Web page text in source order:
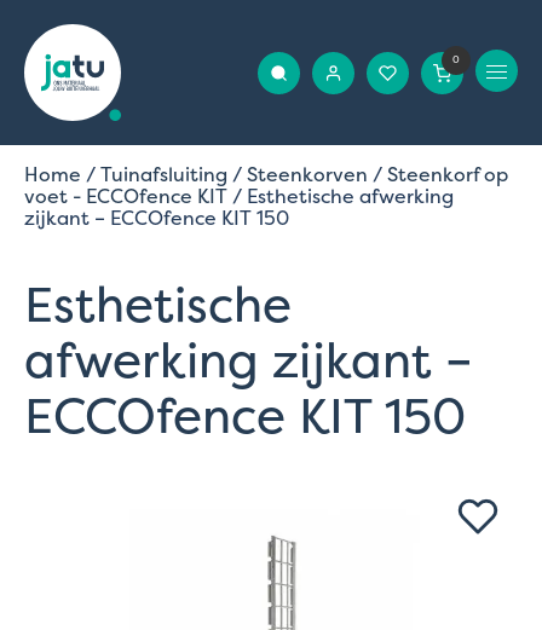
0
Home /Tuinafsluiting /Steenkorven /Steenkorf op
voet - ECCOfence KIT/ Esthetische afwerking
zijkant – ECCOfence KIT 150
Esthetische
afwerking zijkant –
ECCOfence KIT 150